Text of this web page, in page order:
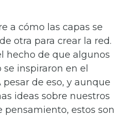
a cómo las capas se
otra para crear la red.
hecho de que algunos
inspiraron en el
de eso, y aunque
ideas sobre nuestros
pensamiento, estos son